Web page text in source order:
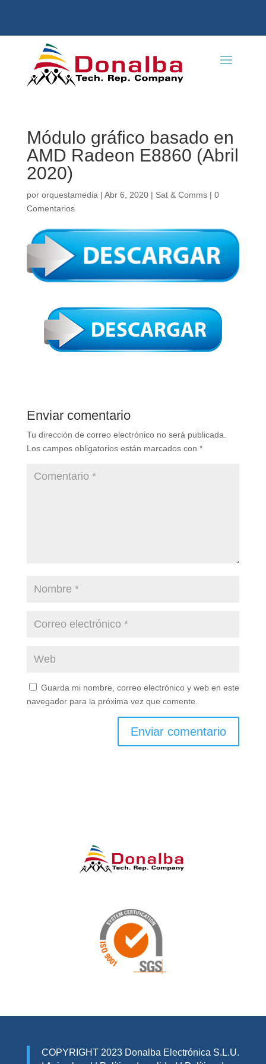
Módulo gráfico basado en
AMD Radeon E8860 (Abril
2020)
por orquestamedia | Abr 6, 2020| Sat & Comms| 0
Comentarios
Enviar comentario
Tu dirección de correo electrónico no será publicada.
Los campos obligatorios están marcados con *
Guarda mi nombre, correo electrónico y web en este
navegador para la próxima vez que comente.
COPYRIGHT 2023 Donalba Electrónica S.L.U.